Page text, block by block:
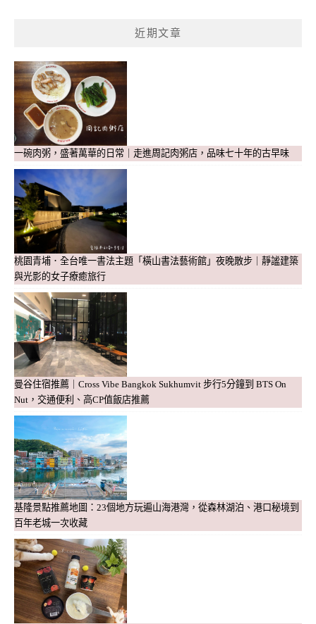
近期文章
一碗肉粥，盛著萬華的日常｜走進周記肉粥店，品味七十年的古早味
桃園青埔．全台唯一書法主題「橫山書法藝術館」夜晚散步｜靜謐建築
與光影的女子療癒旅行
曼谷住宿推薦｜Cross Vibe Bangkok Sukhumvit 步行5分鐘到 BTS On
Nut，交通便利、高CP值飯店推薦
基隆景點推薦地圖：23個地方玩遍山海港灣，從森林湖泊、港口秘境到
百年老城一次收藏